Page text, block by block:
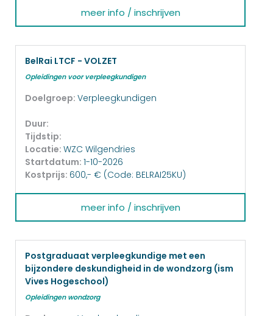
meer info / inschrijven
BelRai LTCF - VOLZET
Opleidingen voor verpleegkundigen
Doelgroep: Verpleegkundigen
Duur:
Tijdstip:
Locatie: WZC Wilgendries
Startdatum: 1-10-2026
Kostprijs: 600,- € (Code: BELRAI25KU)
meer info / inschrijven
Postgraduaat verpleegkundige met een
bijzondere deskundigheid in de wondzorg (ism
Vives Hogeschool)
Opleidingen wondzorg